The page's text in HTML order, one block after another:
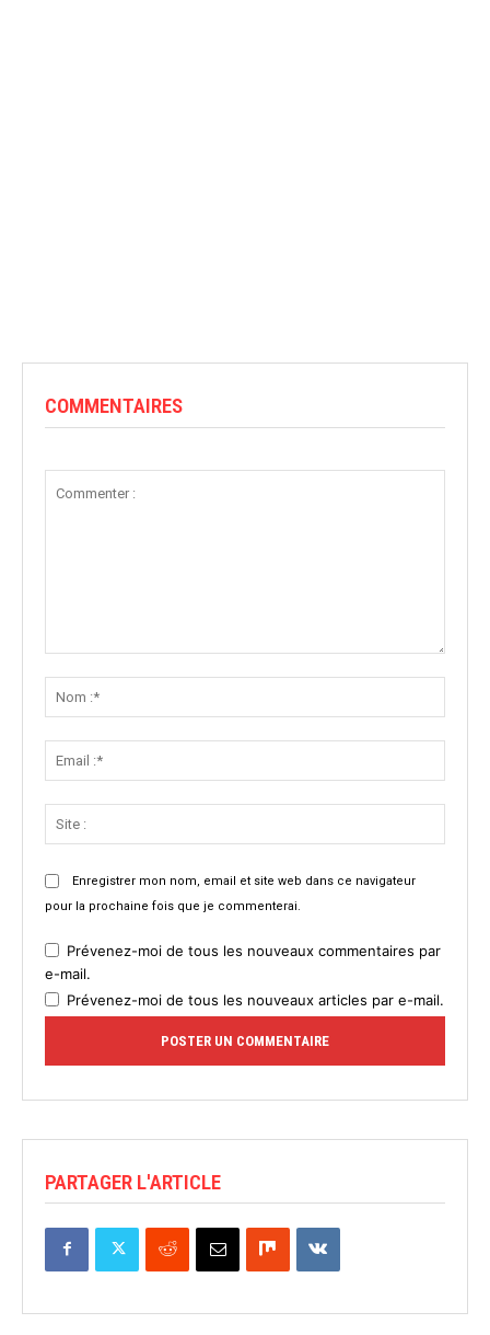
COMMENTAIRES
Enregistrer mon nom, email et site web dans ce navigateur
pour la prochaine fois que je commenterai.
Prévenez-moi de tous les nouveaux commentaires par
e-mail.
Prévenez-moi de tous les nouveaux articles par e-mail.
PARTAGER L'ARTICLE